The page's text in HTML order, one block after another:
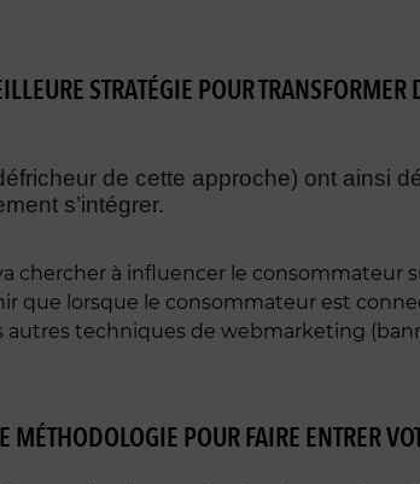
STRATÉGIE POUR
de cette approche) ont ainsi
s’intégrer.
à influencer le consommateur
que lorsque le consommateur est
techniques de webmarketing
POUR FAIRE ENTRER